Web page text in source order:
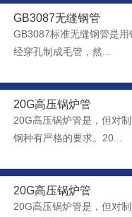
GB3087无缝钢管
GB3087标准无缝钢管是
经穿孔制成毛管，然...
20G高压锅炉管
20G高压锅炉管是，但对
钢种有严格的要求。20...
20G高压锅炉管
20G高压锅炉管是，但对